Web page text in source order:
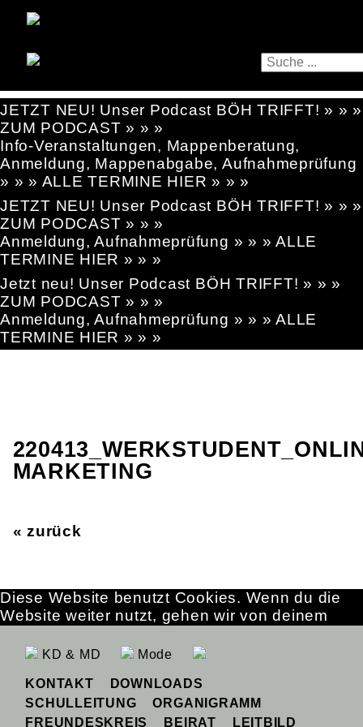
JETZT NEU! Unser Podcast BÖH TRIFFT! » » »
ZUM PODCAST » » »
Info-Veranstaltungen, Mappenberatung,
Anmeldung, Mappenabgabe, Aufnahmeprüfung
» » » ALLE TERMINE HIER » » »
JETZT NEU! Unser Podcast BÖH TRIFFT! » » »
ZUM PODCAST » » »
Anmeldung, Aufnahmeprüfung » » » ALLE
TERMINE HIER » » »
Jetzt neu! Unser Podcast BÖH TRIFFT! » » »
ZUM PODCAST » » »
Anmeldung, Aufnahmeprüfung » » » ALLE
TERMINE HIER » » »
MARKETING
« zurück
KD & MD Mode
KONTAKT
DOWNLOADS
SCHULLEITUNG
ORGANIGRAMM
FREUNDESKREIS
BEIRAT LEITBILD
Diese Website benutzt Cookies. Wenn du die
Website weiter nutzt, gehen wir von deinem